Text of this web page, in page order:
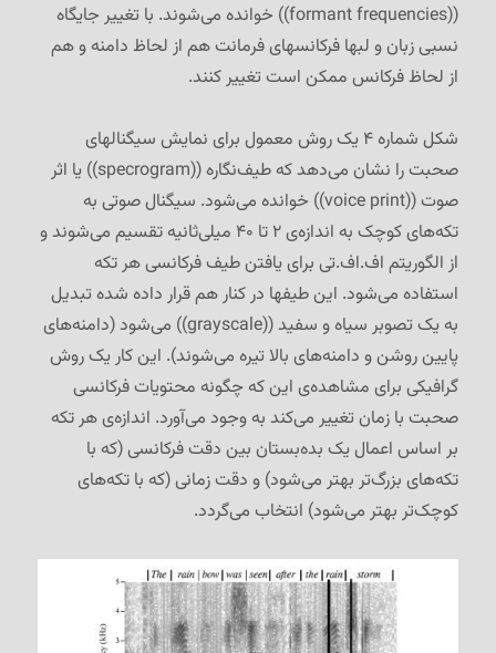
((formant frequencies)) خوانده می‌شوند. با تغییر جایگاه
نسبی زبان و لبها فرکانسهای فرمانت هم از لحاظ دامنه و هم
از لحاظ فرکانس ممکن است تغییر کنند.
شکل شماره ۴ یک روش معمول برای نمایش سیگنالهای
صحبت را نشان می‌دهد که طیف‌نگاره ((specrogram)) یا اثر
صوت ((voice print)) خوانده می‌شود. سیگنال صوتی به
تکه‌های کوچک به اندازه‌ی ۲ تا ۴۰ میلی‌ثانیه تقسیم می‌شوند و
از الگوریتم اف.اف.تی برای یافتن طیف فرکانسی هر تکه
استفاده می‌شود. این طیفها در کنار هم قرار داده شده تبدیل
به یک تصوبر سیاه و سفید ((grayscale)) می‌شود (دامنه‌های
پایین روشن و دامنه‌های بالا تیره می‌شوند). این کار یک روش
گرافیکی برای مشاهده‌ی این که چگونه محتویات فرکانسی
صحبت با زمان تغییر می‌کند به وجود می‌آورد. اندازه‌ی هر تکه
بر اساس اعمال یک بده‌بستان بین دقت فرکانسی (که با
تکه‌های بزرگ‌تر بهتر می‌شود) و دقت زمانی (که با تکه‌های
کوچک‌تر بهتر می‌شود) انتخاب می‌گردد.